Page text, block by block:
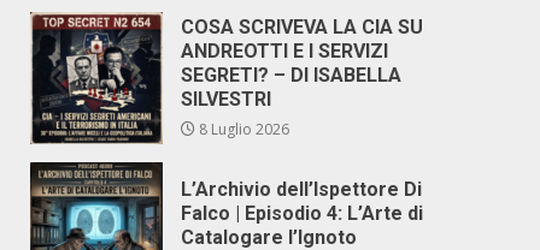
COSA SCRIVEVA LA CIA SU
ANDREOTTI E I SERVIZI
SEGRETI? – DI ISABELLA
SILVESTRI
8 Luglio 2026
L’Archivio dell’Ispettore Di
Falco | Episodio 4: L’Arte di
Catalogare l’Ignoto